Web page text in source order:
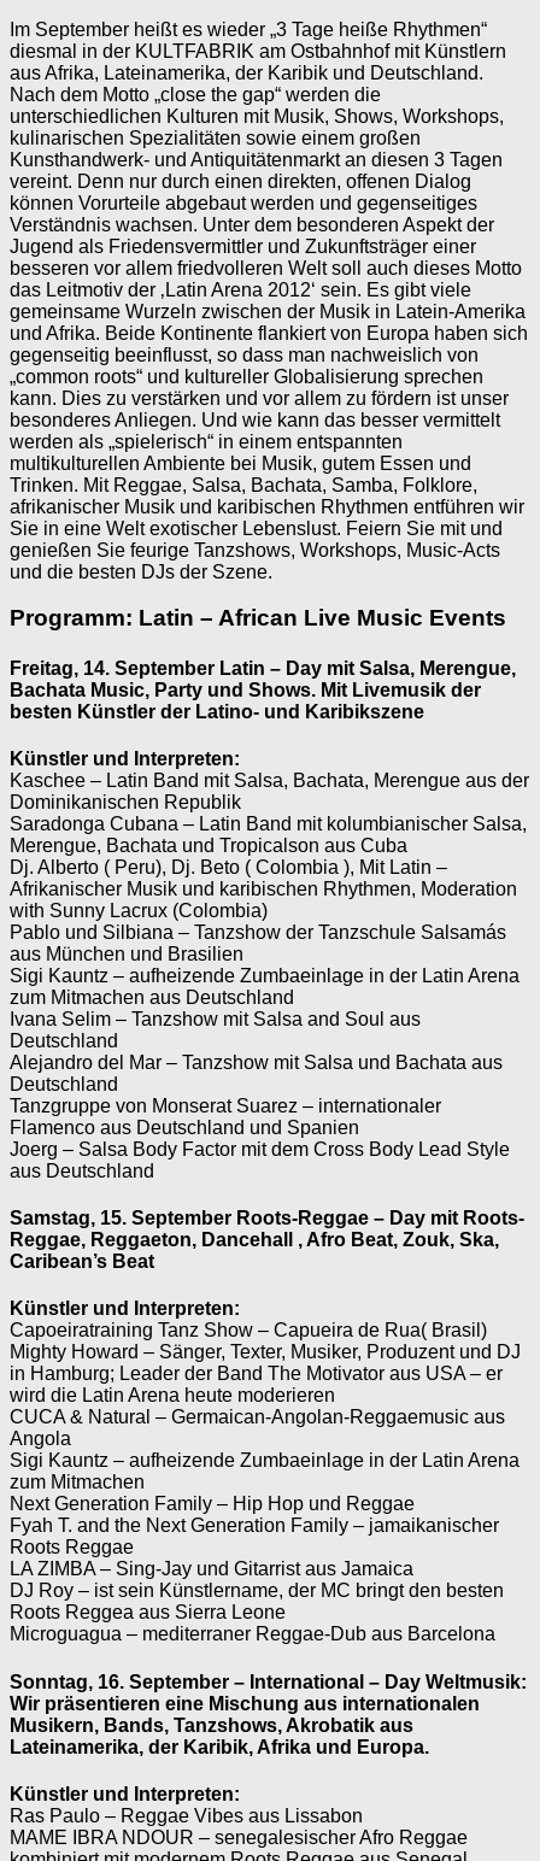
Im September heißt es wieder „3 Tage heiße Rhythmen“
diesmal in der KULTFABRIK am Ostbahnhof mit Künstlern
aus Afrika, Lateinamerika, der Karibik und Deutschland.
Nach dem Motto „close the gap“ werden die
unterschiedlichen Kulturen mit Musik, Shows, Workshops,
kulinarischen Spezialitäten sowie einem großen
Kunsthandwerk- und Antiquitätenmarkt an diesen 3 Tagen
vereint. Denn nur durch einen direkten, offenen Dialog
können Vorurteile abgebaut werden und gegenseitiges
Verständnis wachsen. Unter dem besonderen Aspekt der
Jugend als Friedensvermittler und Zukunftsträger einer
besseren vor allem friedvolleren Welt soll auch dieses Motto
das Leitmotiv der ‚Latin Arena 2012‘ sein. Es gibt viele
gemeinsame Wurzeln zwischen der Musik in Latein-Amerika
und Afrika. Beide Kontinente flankiert von Europa haben sich
gegenseitig beeinflusst, so dass man nachweislich von
„common roots“ und kultureller Globalisierung sprechen
kann. Dies zu verstärken und vor allem zu fördern ist unser
besonderes Anliegen. Und wie kann das besser vermittelt
werden als „spielerisch“ in einem entspannten
multikulturellen Ambiente bei Musik, gutem Essen und
Trinken. Mit Reggae, Salsa, Bachata, Samba, Folklore,
afrikanischer Musik und karibischen Rhythmen entführen wir
Sie in eine Welt exotischer Lebenslust. Feiern Sie mit und
genießen Sie feurige Tanzshows, Workshops, Music-Acts
und die besten DJs der Szene.
Programm: Latin – African Live Music Events
Freitag, 14. September Latin – Day mit Salsa, Merengue,
Bachata Music, Party und Shows. Mit Livemusik der
besten Künstler der Latino- und Karibikszene
Künstler und Interpreten:
Kaschee – Latin Band mit Salsa, Bachata, Merengue aus der
Dominikanischen Republik
Saradonga Cubana – Latin Band mit kolumbianischer Salsa,
Merengue, Bachata und Tropicalson aus Cuba
Dj. Alberto ( Peru), Dj. Beto ( Colombia ), Mit Latin –
Afrikanischer Musik und karibischen Rhythmen, Moderation
with Sunny Lacrux (Colombia)
Pablo und Silbiana – Tanzshow der Tanzschule Salsamás
aus München und Brasilien
Sigi Kauntz – aufheizende Zumbaeinlage in der Latin Arena
zum Mitmachen aus Deutschland
Ivana Selim – Tanzshow mit Salsa and Soul aus
Deutschland
Alejandro del Mar – Tanzshow mit Salsa und Bachata aus
Deutschland
Tanzgruppe von Monserat Suarez – internationaler
Flamenco aus Deutschland und Spanien
Joerg – Salsa Body Factor mit dem Cross Body Lead Style
aus Deutschland
Samstag, 15. September Roots-Reggae – Day mit Roots-
Reggae, Reggaeton, Dancehall , Afro Beat, Zouk, Ska,
Caribean’s Beat
Künstler und Interpreten:
Capoeiratraining Tanz Show – Capueira de Rua( Brasil)
Mighty Howard – Sänger, Texter, Musiker, Produzent und DJ
in Hamburg; Leader der Band The Motivator aus USA – er
wird die Latin Arena heute moderieren
CUCA & Natural – Germaican-Angolan-Reggaemusic aus
Angola
Sigi Kauntz – aufheizende Zumbaeinlage in der Latin Arena
zum Mitmachen
Next Generation Family – Hip Hop und Reggae
Fyah T. and the Next Generation Family – jamaikanischer
Roots Reggae
LA ZIMBA – Sing-Jay und Gitarrist aus Jamaica
DJ Roy – ist sein Künstlername, der MC bringt den besten
Roots Reggea aus Sierra Leone
Microguagua – mediterraner Reggae-Dub aus Barcelona
Sonntag, 16. September – International – Day Weltmusik:
Wir präsentieren eine Mischung aus internationalen
Musikern, Bands, Tanzshows, Akrobatik aus
Lateinamerika, der Karibik, Afrika und Europa.
Künstler und Interpreten:
Ras Paulo – Reggae Vibes aus Lissabon
MAME IBRA NDOUR – senegalesischer Afro Reggae